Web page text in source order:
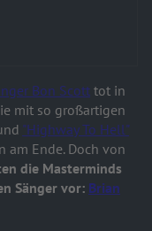
Bon Scott tot in
mit so großartigen
"Highway To Hell"
am Ende. Doch von
die Masterminds
Sänger vor: Brian